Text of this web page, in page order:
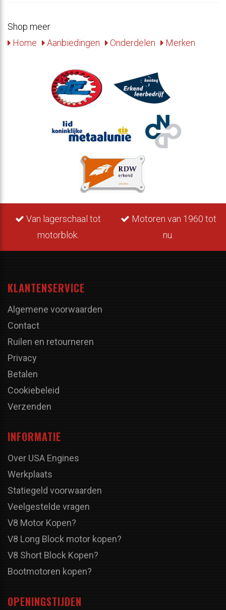
Shop meer
Home
Aanbiedingen Onderdelen Merken
Van lagerschaal tot
motorblok.
Motoren van 1960 tot
nu.
KLANTENSERVICE
Algemene voorwaarden
Contact
Ruilen en retourneren
Privacy
Betalen
Cookiebeleid
Verzenden
INFORMATIE
Over USA Engines
Werkplaats
Statiegeld voorwaarden
Veelgestelde vragen
V8 Motor Kopen?
V8 Long Block motor kopen?
V8 Short Block Kopen?
Bootmotoren kopen?
OPENINGSTIJDEN